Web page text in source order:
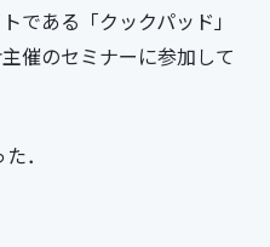
である「クックパッド」
催のセミナーに参加して
．